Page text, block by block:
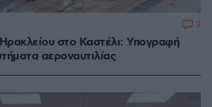
στο Καστέλι: Υπογραφή
αεροναυτιλίας
3